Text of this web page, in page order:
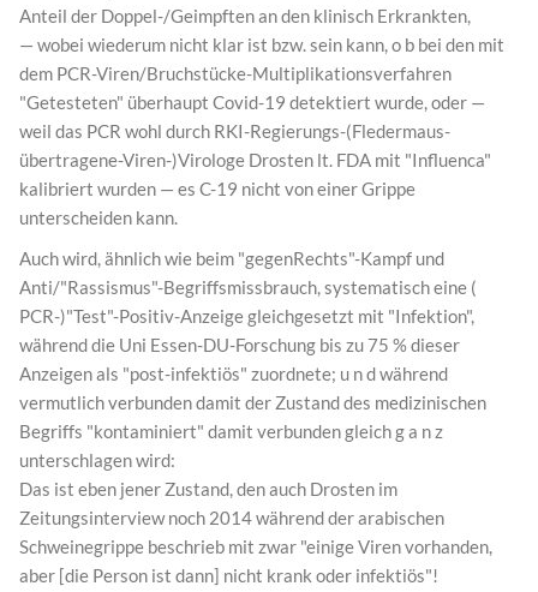
Anteil der Doppel-/Geimpften an den klinisch Erkrankten,
— wobei wiederum nicht klar ist bzw. sein kann, o b bei den mit
dem PCR-Viren/Bruchstücke-Multiplikationsverfahren
"Getesteten" überhaupt Covid-19 detektiert wurde, oder —
weil das PCR wohl durch RKI-Regierungs-(Fledermaus-
übertragene-Viren-)Virologe Drosten lt. FDA mit "Influenca"
kalibriert wurden — es C-19 nicht von einer Grippe
unterscheiden kann.
Auch wird, ähnlich wie beim "gegenRechts"-Kampf und
Anti/"Rassismus"-Begriffsmissbrauch, systematisch eine (
PCR-)"Test"-Positiv-Anzeige gleichgesetzt mit "Infektion",
während die Uni Essen-DU-Forschung bis zu 75 % dieser
Anzeigen als "post-infektiös" zuordnete; u n d während
vermutlich verbunden damit der Zustand des medizinischen
Begriffs "kontaminiert" damit verbunden gleich g a n z
unterschlagen wird:
Das ist eben jener Zustand, den auch Drosten im
Zeitungsinterview noch 2014 während der arabischen
Schweinegrippe beschrieb mit zwar "einige Viren vorhanden,
aber [die Person ist dann] nicht krank oder infektiös"!